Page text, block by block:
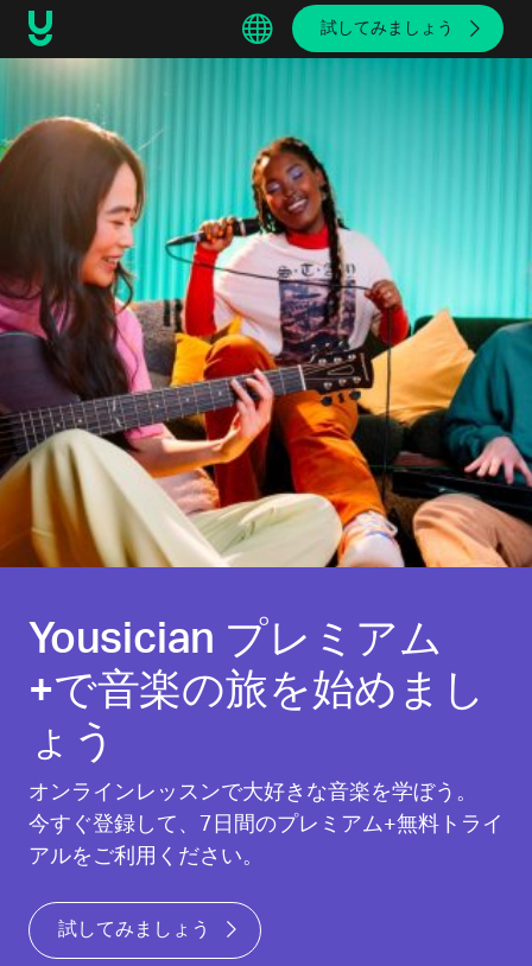
試してみましょう
Yousician プレミアム
+で音楽の旅を始めまし
ょう
オンラインレッスンで大好きな音楽を学ぼう。
今すぐ登録して、7日間のプレミアム+無料トライ
アルをご利用ください。
試してみましょう